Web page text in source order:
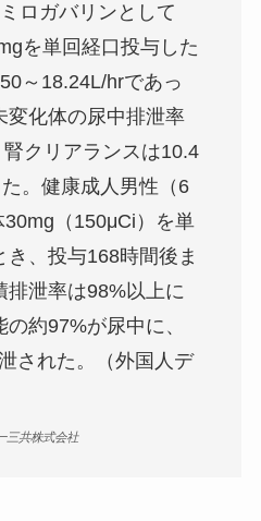
ロガバリンとして
を単回経口投与した
～18.24L/hrであっ
変化体の尿中排泄率
クリアランスは10.4
。健康成人男性（6
（150μCi）を単
き、投与168時間後ま
排泄率は98%以上に
約97%が尿中に、
された。（外国人デ
三共株式会社